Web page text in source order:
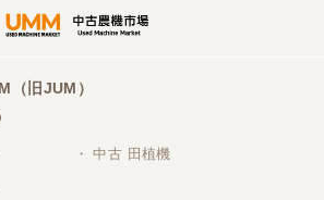
応で、稲刈りも無事に終えることがで
度極上のコンバインを相場よりかなり
後、メンテしてワックス掛けたら知り合
ろしくお願いいたします。
（旧JUM）
・ 中古 田植機